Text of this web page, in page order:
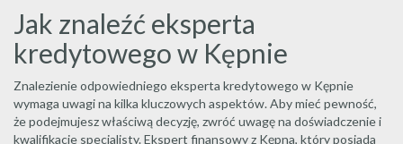
Jak znaleźć eksperta
kredytowego w Kępnie
Znalezienie odpowiedniego eksperta kredytowego w Kępnie
wymaga uwagi na kilka kluczowych aspektów. Aby mieć pewność,
że podejmujesz właściwą decyzję, zwróć uwagę na doświadczenie i
kwalifikacje specjalisty. Ekspert finansowy z Kępna, który posiada